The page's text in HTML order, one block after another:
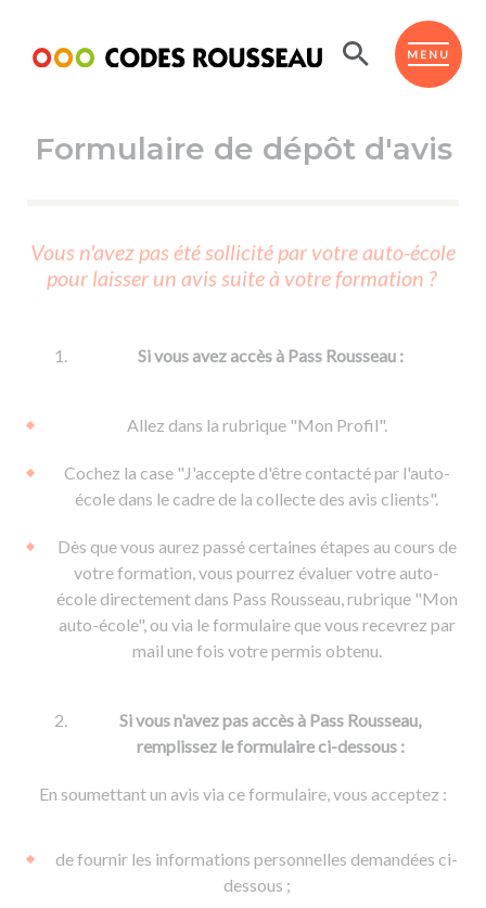
MENU
ESPACE ÉLÈVE
Code de la route
Passer l'ASSR
Réviser le code
Passer l'ETM
Permis voiture
Permis remorque
Permis & handicap
d'apprentissage
De la conduite en voiture
De la conduite à moto
Voir tous les supports
Formations pro.
Permis poids lourd
Formation FCO
Formation CACES
Devenir enseignant de la conduite
Ressources
Formulaire de dépôt d'avis
Vous n'avez pas été sollicité par votre auto-école
pour laisser un avis suite à votre formation ?
Si vous avez accès à Pass Rousseau :
Allez dans la rubrique "Mon Profil".
Cochez la case "J'accepte d'être contacté par l'auto-
école dans le cadre de la collecte des avis clients".
Dès que vous aurez passé certaines étapes au cours de
votre formation, vous pourrez évaluer votre auto-
école directement dans Pass Rousseau, rubrique "Mon
auto-école", ou via le formulaire que vous recevrez par
mail une fois votre permis obtenu.
Si vous n'avez pas accès à Pass Rousseau,
remplissez le formulaire ci-dessous :
En soumettant un avis via ce formulaire, vous acceptez :
de fournir les informations personnelles demandées ci-
dessous ;